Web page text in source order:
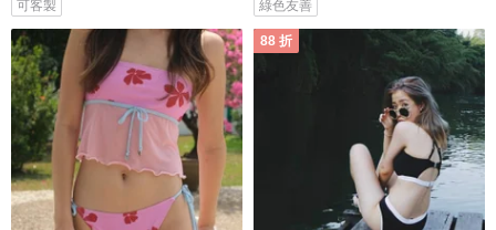
可客製 綠色友善
88 折